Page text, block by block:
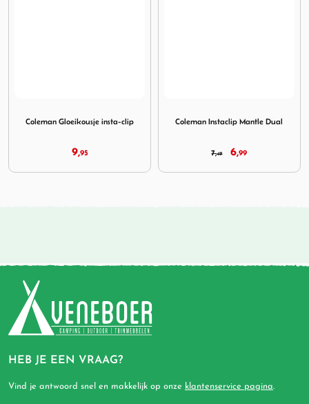
Coleman Gloeikousje insta-clip
9,95
Coleman Instaclip Mantle Dual
7,49 6,99
HEB JE EEN VRAAG?
Vind je antwoord snel en makkelijk op onze klantenservice pagina.